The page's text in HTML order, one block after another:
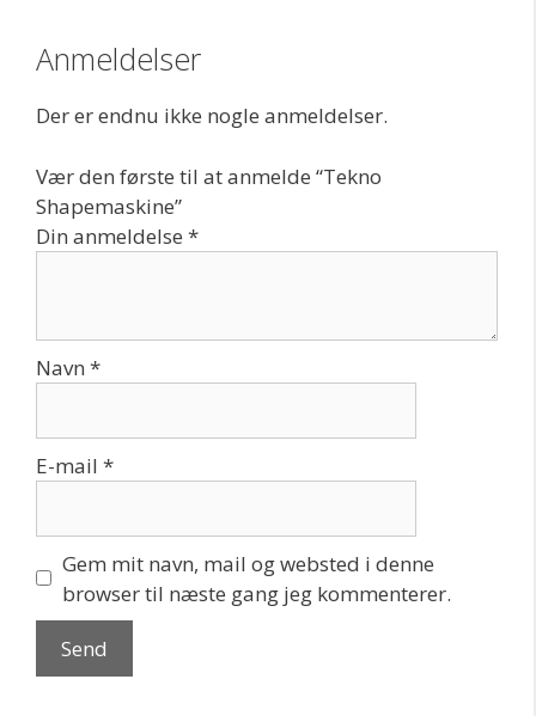
Anmeldelser
Der er endnu ikke nogle anmeldelser.
Vær den første til at anmelde “Tekno
Shapemaskine”
Din anmeldelse *
Navn *
E-mail *
Gem mit navn, mail og websted i denne
browser til næste gang jeg kommenterer.